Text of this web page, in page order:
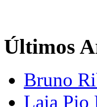
Últimos
Bruno
Laia Pio